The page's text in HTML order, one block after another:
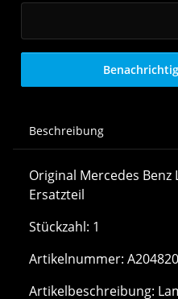
Beschreibung
Original Mercedes
Ersatzteil
Stückzahl: 1
Artikelnummer:
Artikelbeschreibung: